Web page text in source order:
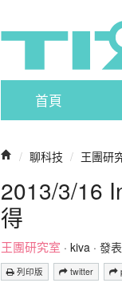
首頁
/ 聊科技 / 王團研
2013/3/16
得
王團研究室 · kiva · 發
列印版 twitter